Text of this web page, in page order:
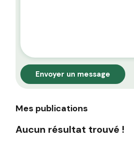
Envoyer un message
Mes publications
Aucun résultat trouvé !